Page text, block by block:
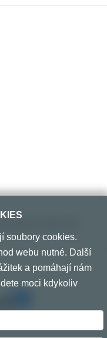
soubory cookies.
webu nutné. Další
a pomáhají nám
moci kdykoliv